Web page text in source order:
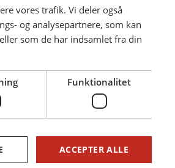
symfoniorkester, Kolding
symfoniorkester, Sønderborg
vores trafik. Vi deler også
og analysepartnere, som kan
som de har indsamlet fra din
Funktionalitet
ACCEPTER ALLE